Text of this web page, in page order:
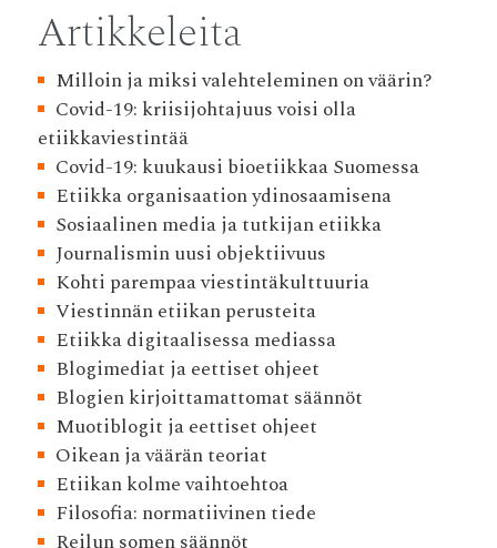
Artikkeleita
Milloin ja miksi valehteleminen on väärin?
Covid-19: kriisijohtajuus voisi olla
etiikkaviestintää
Covid-19: kuukausi bioetiikkaa Suomessa
Etiikka organisaation ydinosaamisena
Sosiaalinen media ja tutkijan etiikka
Journalismin uusi objektiivuus
Kohti parempaa viestintäkulttuuria
Viestinnän etiikan perusteita
Etiikka digitaalisessa mediassa
Blogimediat ja eettiset ohjeet
Blogien kirjoittamattomat säännöt
Muotiblogit ja eettiset ohjeet
Oikean ja väärän teoriat
Etiikan kolme vaihtoehtoa
Filosofia: normatiivinen tiede
Reilun somen säännöt